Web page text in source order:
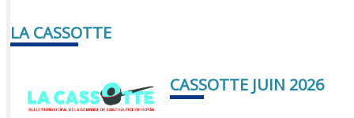
LA CASSOTTE
CASSOTTE JUIN 2026